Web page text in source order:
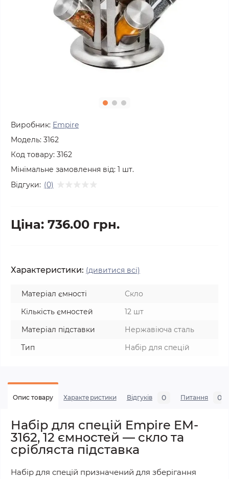
Виробник: Empire
Модель: 3162
Код товару: 3162
Мінімальне замовлення від: 1 шт.
Відгуки: (0)
Ціна: 736.00 грн.
Характеристики: (дивитися всі)
Матеріал ємності
Скло
Кількість ємностей
12 шт
Матеріал підставки
Нержавіюча сталь
Тип
Набір для спецій
Опис товару Характеристики Відгуків 0 Питання 0
Набір для спецій Empire EM-
3162, 12 ємностей — скло та
срібляста підставка
Набір для спецій призначений для зберігання